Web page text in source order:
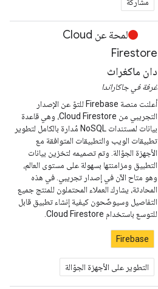
لمحة عن Cloud
Firestore
دان ماكغراث
غرفة في جاكاراندا
أعلنت منصة Firebase للتوّ عن الإصدار
التجريبي من Cloud Firestore، وهي قاعدة
بيانات لمستندات NoSQL مُدارة بالكامل لتطوير
تطبيقات الويب والتطبيقات المتوافقة مع
الأجهزة الجوّالة. وتم تصميمه لتخزين بيانات
التطبيق ومزامنتها بسهولة على مستوى العالم،
وهو متاح الآن في إصدار تجريبي. في هذه
المحادثة، يشارك العملاء المحتملون للمنتج جميع
التفاصيل وسيوضّحون كيفية إنشاء تطبيق قابل
للتوسع باستخدام Cloud Firestore.
Firebase
التطوير على الأجهزة الجوّالة